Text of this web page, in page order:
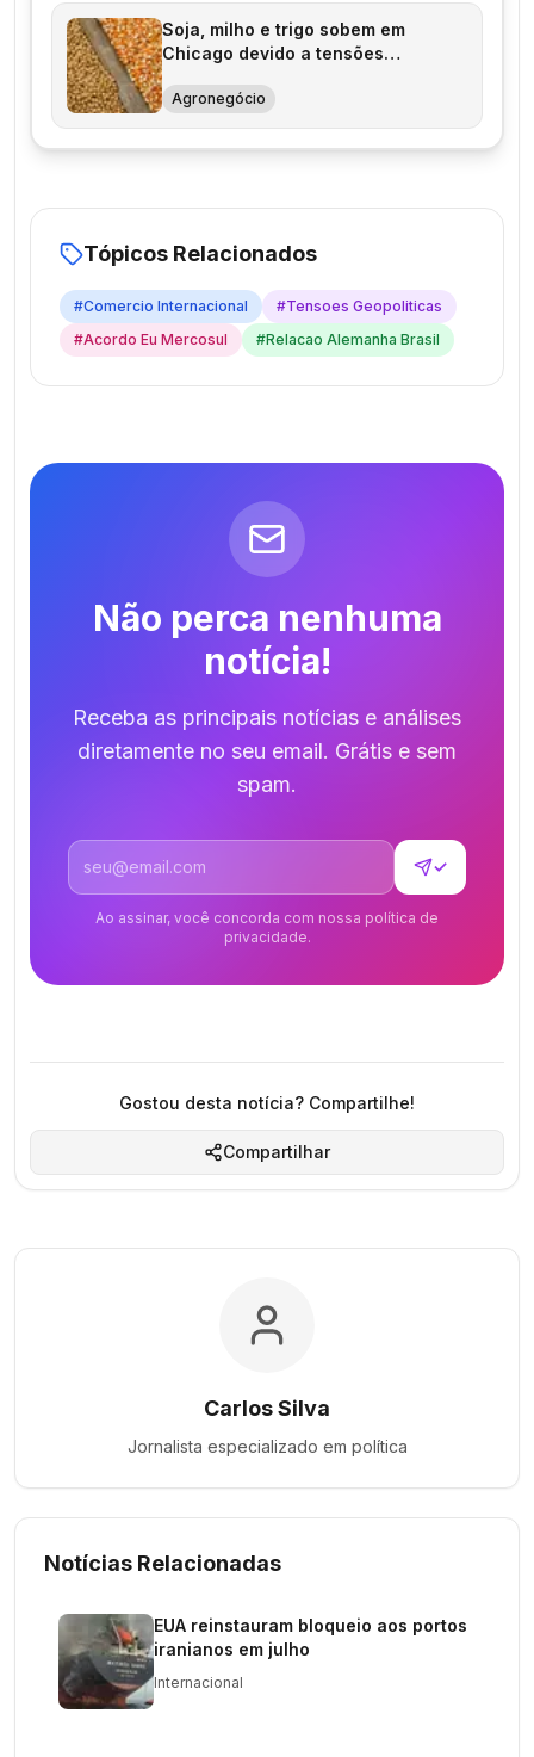
Soja, milho e trigo sobem em
Chicago devido a tensões
Agronegócio
Tópicos Relacionados
#Comercio Internacional #Tensoes Geopoliticas
#Acordo Eu Mercosul #Relacao Alemanha Brasil
Não perca nenhuma
notícia!
Receba as principais notícias e análises
diretamente no seu email. Grátis e sem
spam.
Endereço de email
✓
Ao assinar, você concorda com nossa política de
privacidade.
Gostou desta notícia? Compartilhe!
Compartilhar
Carlos Silva
Jornalista especializado em política
Notícias Relacionadas
EUA reinstauram bloqueio aos portos
iranianos em julho
Internacional